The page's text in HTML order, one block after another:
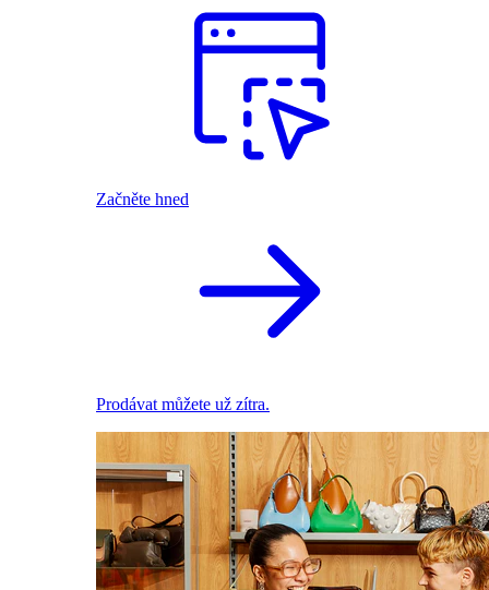
Začněte hned
Prodávat můžete už zítra.